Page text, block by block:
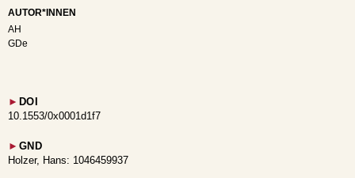
AUTOR*INNEN
AH
GDe
► DOI
10.1553/0x0001d1f7
► GND
Holzer, Hans: 1046459937